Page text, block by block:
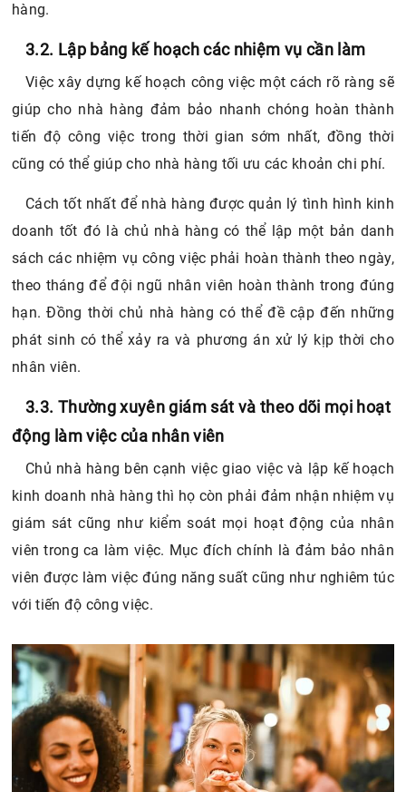
hàng.
3.2. Lập bảng kế hoạch các nhiệm vụ cần làm
Việc xây dựng kế hoạch công việc một cách rõ ràng sẽ
giúp cho nhà hàng đảm bảo nhanh chóng hoàn thành
tiến độ công việc trong thời gian sớm nhất, đồng thời
cũng có thể giúp cho nhà hàng tối ưu các khoản chi phí.
Cách tốt nhất để nhà hàng được quản lý tình hình kinh
doanh tốt đó là chủ nhà hàng có thể lập một bản danh
sách các nhiệm vụ công việc phải hoàn thành theo ngày,
theo tháng để đội ngũ nhân viên hoàn thành trong đúng
hạn. Đồng thời chủ nhà hàng có thể đề cập đến những
phát sinh có thể xảy ra và phương án xử lý kịp thời cho
nhân viên.
3.3. Thường xuyên giám sát và theo dõi mọi hoạt
động làm việc của nhân viên
Chủ nhà hàng bên cạnh việc giao việc và lập kế hoạch
kinh doanh nhà hàng thì họ còn phải đảm nhận nhiệm vụ
giám sát cũng như kiểm soát mọi hoạt động của nhân
viên trong ca làm việc. Mục đích chính là đảm bảo nhân
viên được làm việc đúng năng suất cũng như nghiêm túc
với tiến độ công việc.